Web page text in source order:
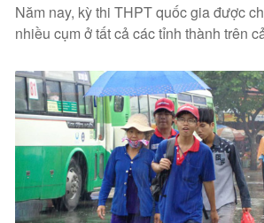
Năm nay, kỳ thi THPT quốc gia được
nhiều cụm ở tất cả các tỉnh thành trên
trình Tiếp sức mùa thi được tổ chức tại
thành.